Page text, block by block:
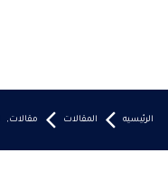
الرئيسيه المقالات مقالات,